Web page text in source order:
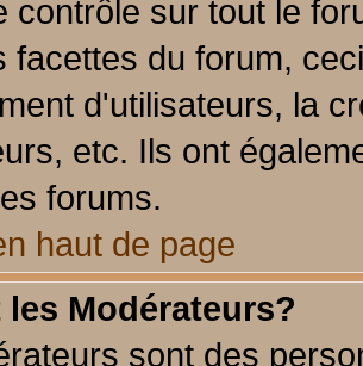
contrôle sur tout le
facettes du forum,
d'utilisateurs, la
etc. Ils ont
forums.
haut de page
Modérateurs?
sont des